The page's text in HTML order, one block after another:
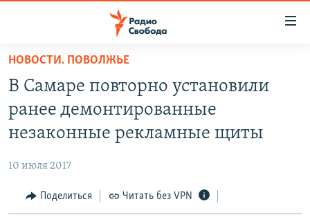
упрощенного
доступа
основному
Вернутся
ПОДКАСТЫ
АВТОРСКИЕ ПРОЕКТЫ
МНЕНИЯ
КУЛЬТУРА
НОВОСТИ. ПОВОЛЖЬЕ
В Самаре повторно установили
ранее демонтированные
незаконные рекламные щиты
10 июля 2017
Поделиться Читать без VPN